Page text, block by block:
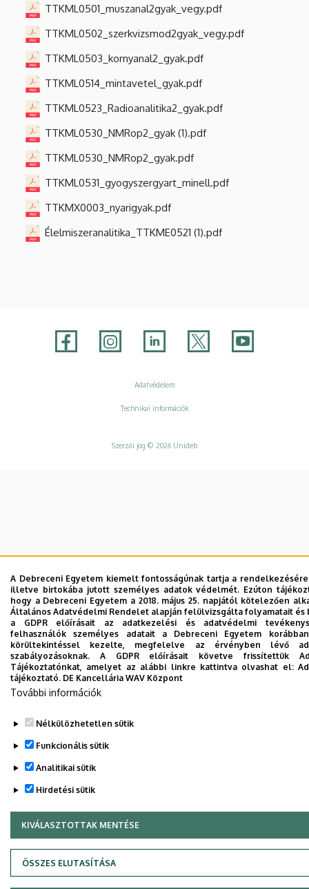
TTKML0501_muszanal2gyak_vegy.pdf
TTKML0502_szerkvizsmod2gyak_vegy.pdf
TTKML0503_kornyanal2_gyak.pdf
TTKML0514_mintavetel_gyak.pdf
TTKML0523_Radioanalitika2_gyak.pdf
TTKML0530_NMRop2_gyak (1).pdf
TTKML0530_NMRop2_gyak.pdf
TTKML0531_gyogyszergyart_minell.pdf
TTKMX0003_nyarigyak.pdf
Élelmiszeranalitika_TTKME0521 (1).pdf
Adatvédelem
Technikai információk
Szerzői jog © 2026 Unideb
A Debreceni Egyetem kiemelt fontosságúnak tartja a
illetve birtokába jutott személyes adatok védelmét. Ezúton
hogy a Debreceni Egyetem a 2018. május 25. napjától kötelezően
Általános Adatvédelmi Rendelet alapján felülvizsgálta folyamatait
a GDPR előírásait az adatkezelési és adatvédelmi
felhasználók személyes adatait a Debreceni Egyetem
körültekintéssel kezelte, megfelelve az érvényben lévő
szabályozásoknak. A GDPR előírásait követve frissítettük
Tájékoztatónkat, amelyet az alábbi linkre kattintva olvashat el:
tájékoztató. DE Kancellária WAV Központ
További információk
Nélkülözhetetlen sütik
Funkcionális sütik
Analitikai sütik
Hirdetési sütik
KIVÁLASZTOTTAK MENTÉSE
ÖSSZES ELUTASÍTÁSA
WITHDRAW CONSENT